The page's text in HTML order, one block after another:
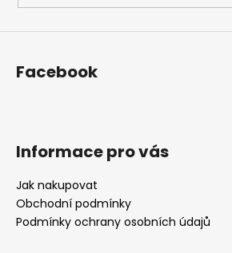
Facebook
Informace pro vás
Jak nakupovat
Obchodní podmínky
Podmínky ochrany osobních údajů